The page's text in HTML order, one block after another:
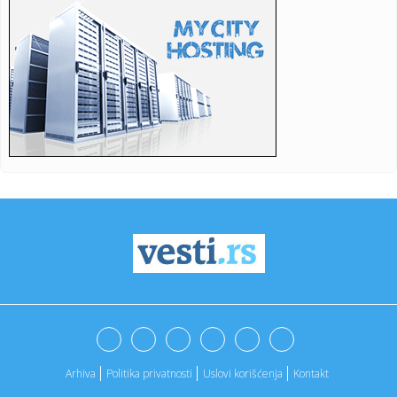
22:43:
Pazara
22:43:Slovačka izmerila rekordnu temperaturu od 42,2 stepena
Celzijusa
22:39:Sad VAR nema šta da traži – pogodio Zubairu VIDEO
22:39:Od sutra restrikcije vode u delovima opštine Arilje
Drama u Hrvatskoj: Požar uništio apartman, vlasnik tvrdi da
Ovi horoskopski znakovi najviše uživaju u ljetu
22:35:Savić srušio Vitebsk: Borac nosi prednost na revanš
Arhiva Politika privatnosti Uslovi korišćenja Kontakt